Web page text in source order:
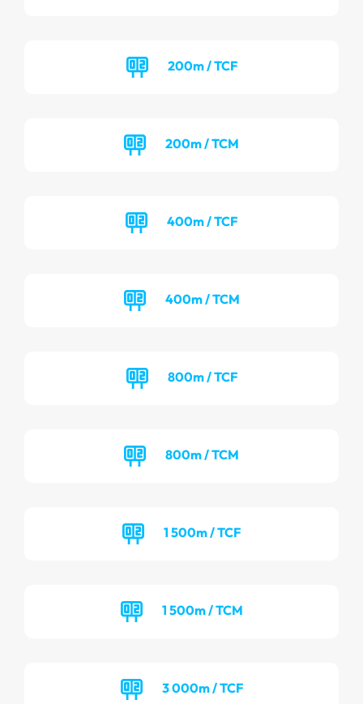
200m / TCF
200m / TCM
400m / TCF
400m / TCM
800m / TCF
800m / TCM
1 500m / TCF
1 500m / TCM
3 000m / TCF